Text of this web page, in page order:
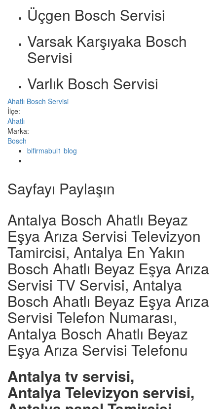
Üçgen Bosch Servisi
Varsak Karşıyaka Bosch
Servisi
Varlık Bosch Servisi
Ahatlı Bosch Servisi
İlçe:
Ahatlı
Marka:
Bosch
bifirmabul1 blog
Sayfayı Paylaşın
Antalya Bosch Ahatlı Beyaz
Eşya Arıza Servisi Televizyon
Tamircisi, Antalya En Yakın
Bosch Ahatlı Beyaz Eşya Arıza
Servisi TV Servisi, Antalya
Bosch Ahatlı Beyaz Eşya Arıza
Servisi Telefon Numarası,
Antalya Bosch Ahatlı Beyaz
Eşya Arıza Servisi Telefonu
Antalya tv servisi,
Antalya Televizyon servisi,